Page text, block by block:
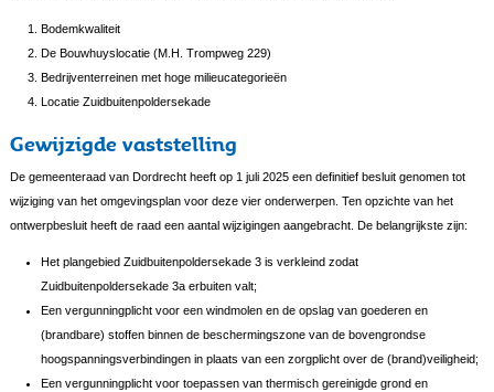
Bodemkwaliteit
De Bouwhuyslocatie (M.H. Trompweg 229)
Bedrijventerreinen met hoge milieucategorieën
Locatie Zuidbuitenpoldersekade
Gewijzigde vaststelling
De gemeenteraad van Dordrecht heeft op 1 juli 2025 een definitief besluit genomen tot
wijziging van het omgevingsplan voor deze vier onderwerpen. Ten opzichte van het
ontwerpbesluit heeft de raad een aantal wijzigingen aangebracht. De belangrijkste zijn:
Het plangebied Zuidbuitenpoldersekade 3 is verkleind zodat
Zuidbuitenpoldersekade 3a erbuiten valt;
Een vergunningplicht voor een windmolen en de opslag van goederen en
(brandbare) stoffen binnen de beschermingszone van de bovengrondse
hoogspanningsverbindingen in plaats van een zorgplicht over de (brand)veiligheid;
Een vergunningplicht voor toepassen van thermisch gereinigde grond en